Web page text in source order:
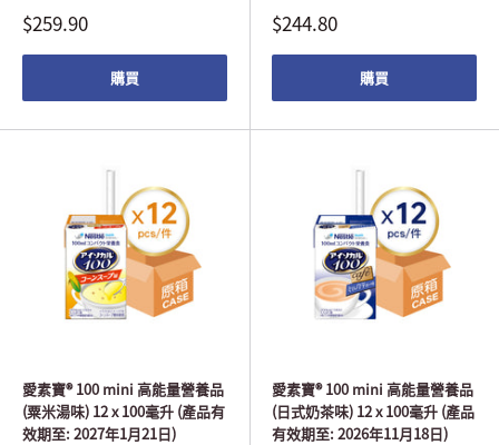
$259.90
購買
$244.80
購買
愛素寶® 100 mini 高能量營養品
(粟米湯味) 12 x 100毫升 (產品有
效期至: 2027年1月21日)
愛素寶® 100 mini 高能量營養品
(日式奶茶味) 12 x 100毫升 (產品
有效期至: 2026年11月18日)